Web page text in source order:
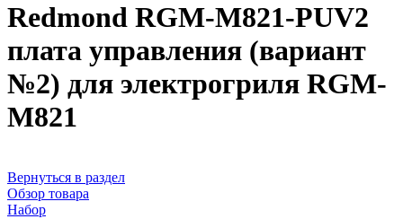
Redmond RGM-M821-PUV2
плата управления (вариант
№2) для электрогриля RGM-
M821
Вернуться в раздел
Обзор товара
Набор